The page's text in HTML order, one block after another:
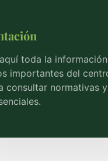
toda la
importantes del
consultar normativas